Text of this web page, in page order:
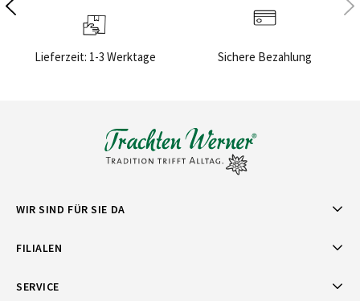
Lieferzeit: 1-3 Werktage Sichere Bezahlung
WIR SIND FÜR SIE DA
FILIALEN
SERVICE